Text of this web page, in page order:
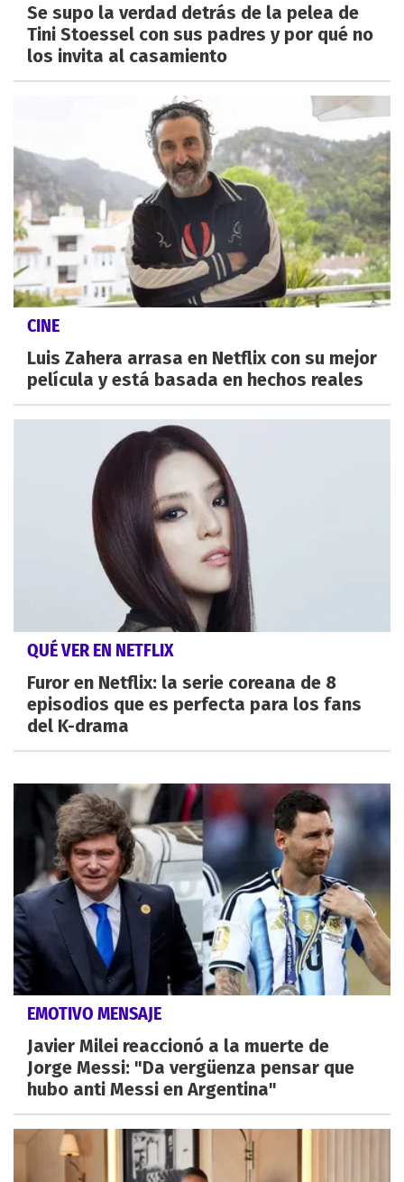
Se supo la verdad detrás de la pelea de
Tini Stoessel con sus padres y por qué no
los invita al casamiento
CINE
Luis Zahera arrasa en Netflix con su mejor
película y está basada en hechos reales
QUÉ VER EN NETFLIX
Furor en Netflix: la serie coreana de 8
episodios que es perfecta para los fans
del K-drama
EMOTIVO MENSAJE
Javier Milei reaccionó a la muerte de
Jorge Messi: "Da vergüenza pensar que
hubo anti Messi en Argentina"